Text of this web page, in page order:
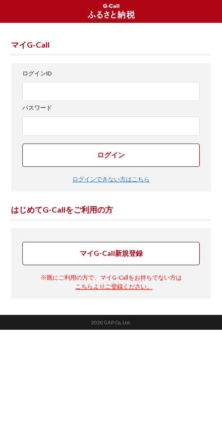
マイG-Call
ログインID
パスワード
ログイン
ログインできない方はこちら
はじめてG-Callをご利用の方
マイG-Call新規登録
※既にご利用の方で、マイG-Callをお持ちでない方は
こちらよりご登録ください。
2020 GAP Co, Ltd.